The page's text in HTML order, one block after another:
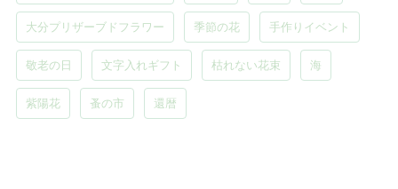
大分プリザーブドフラワー 季節の花 手作りイベント
敬老の日 文字入れギフト 枯れない花束 海
紫陽花 蚤の市 還暦